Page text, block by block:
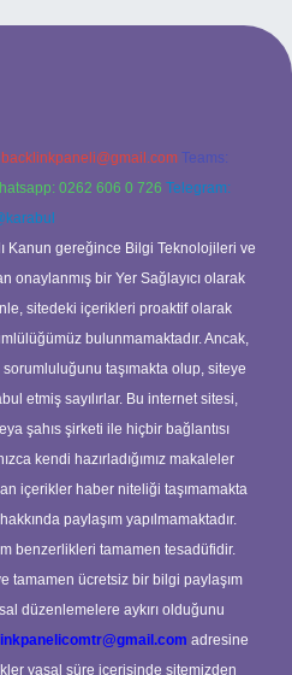
backlinkpaneli@gmail.com Teams:
0262 606 0 726 Telegram:
Kanun gereğince Bilgi Teknolojileri ve
onaylanmış bir Yer Sağlayıcı olarak
sitedeki içerikleri proaktif olarak
bulunmamaktadır. Ancak,
taşımakta olup, siteye
etmiş sayılırlar. Bu internet sitesi,
şahıs şirketi ile hiçbir bağlantısı
kendi hazırladığımız makaleler
içerikler haber niteliği taşımamakta
paylaşım yapılmamaktadır.
benzerlikleri tamamen tesadüfidir.
tamamen ücretsiz bir bilgi paylaşım
düzenlemelere aykırı olduğunu
adresine
yasal süre içerisinde sitemizden